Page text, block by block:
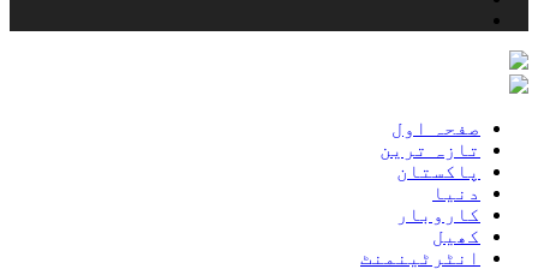
صفحہ اول
تازہ ترین
پاکستان
دنیا
کاروبار
کھیل
انٹرٹینمنٹ